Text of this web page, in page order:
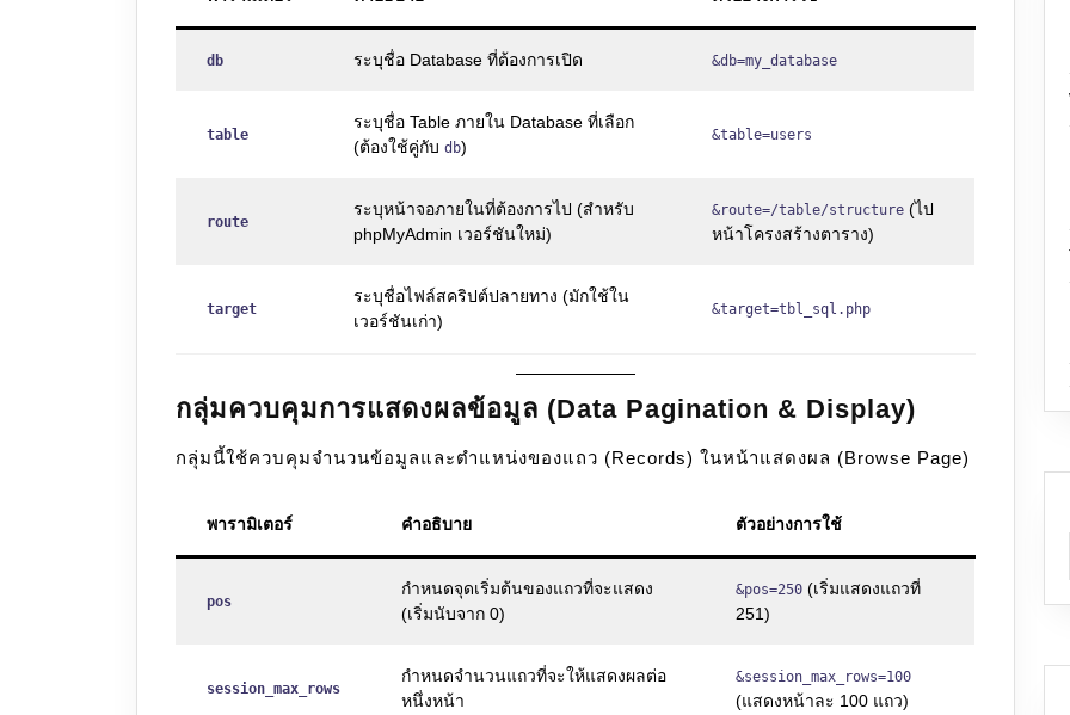
db ระบุชื่อ Database ที่ต้องการเปิด &db=my_database
table
ระบุชื่อ Table ภายใน Database ที่เลือก
(ต้องใช้คู่กับ db)
&table=users
route
ระบุหน้าจอภายในที่ต้องการไป (สำหรับ
phpMyAdmin เวอร์ชันใหม่)
&route=/table/structure (ไป
หน้าโครงสร้างตาราง)
target
ระบุชื่อไฟล์สคริปต์ปลายทาง (มักใช้ใน
เวอร์ชันเก่า)
&target=tbl_sql.php
กลุ่มควบคุมการแสดงผลข้อมูล (Data Pagination & Display)
กลุ่มนี้ใช้ควบคุมจำนวนข้อมูลและตำแหน่งของแถว (Records) ในหน้าแสดงผล (Browse Page)
พารามิเตอร์ คำอธิบาย ตัวอย่างการใช้
pos
กำหนดจุดเริ่มต้นของแถวที่จะแสดง
(เริ่มนับจาก 0)
&pos=250 (เริ่มแสดงแถวที่
251)
session_max_rows
กำหนดจำนวนแถวที่จะให้แสดงผลต่อ
หนึ่งหน้า
&session_max_rows=100
(แสดงหน้าละ 100 แถว)